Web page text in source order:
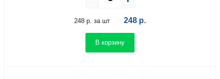
248 р. за шт 248 р.
В корзину